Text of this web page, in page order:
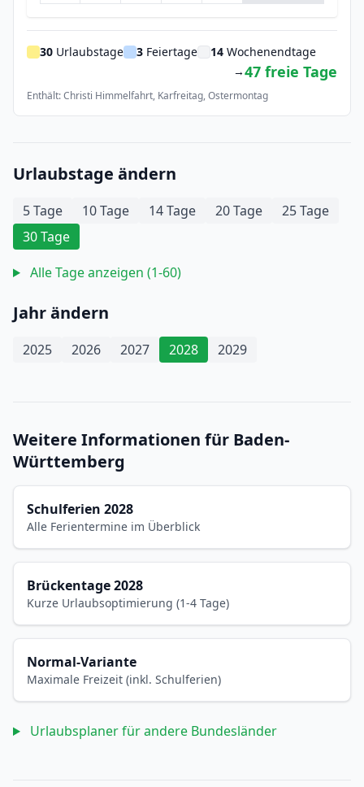
30 Urlaubstage 3 Feiertage 14 Wochenendtage
→47 freie Tage
Enthält: Christi Himmelfahrt, Karfreitag, Ostermontag
Urlaubstage ändern
5 Tage 10 Tage 14 Tage 20 Tage
25 Tage
30 Tage
Alle Tage anzeigen (1-60)
Jahr ändern
2025 2026 2027 2028 2029
Weitere Informationen für Baden-
Württemberg
Schulferien 2028
Alle Ferientermine im Überblick
Brückentage 2028
Kurze Urlaubsoptimierung (1-4 Tage)
Normal-Variante
Maximale Freizeit (inkl. Schulferien)
Urlaubsplaner für andere Bundesländer